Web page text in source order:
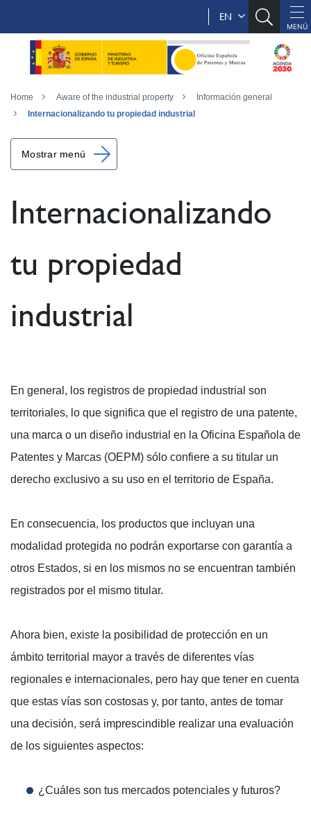
EN
Home Aware of the industrial property
Información general
Internacionalizando tu propiedad industrial
Mostrar menú
Internacionalizando
tu propiedad
industrial
En general, los registros de propiedad industrial son
territoriales, lo que significa que el registro de una patente,
una marca o un diseño industrial en la Oficina Española de
Patentes y Marcas (OEPM) sólo confiere a su titular un
derecho exclusivo a su uso en el territorio de España.
En consecuencia, los productos que incluyan una
modalidad protegida no podrán exportarse con garantía a
otros Estados, si en los mismos no se encuentran también
registrados por el mismo titular.
Ahora bien, existe la posibilidad de protección en un
ámbito territorial mayor a través de diferentes vías
regionales e internacionales, pero hay que tener en cuenta
que estas vías son costosas y, por tanto, antes de tomar
una decisión, será imprescindible realizar una evaluación
de los siguientes aspectos:
¿Cuáles son tus mercados potenciales y futuros?